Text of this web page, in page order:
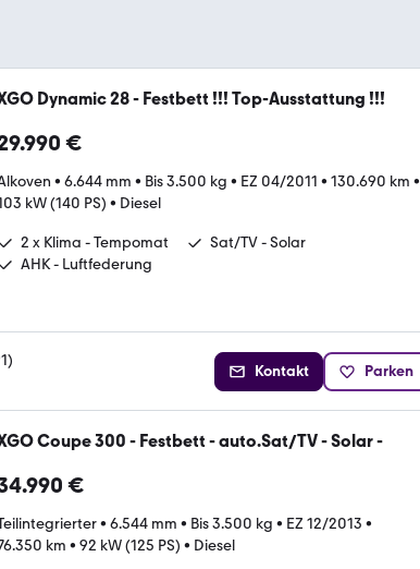
Dynamic 28 - Festbett !!! Top-Ausstattung !!!
€
• 6.644 mm • Bis 3.500 kg • EZ 04/2011 • 130.690 km •
kW (140 PS) • Diesel
2 x Klima - Tempomat
Sat/TV - Solar
AHK - Luftfederung
)
Kontakt Parken
Coupe 300 - Festbett - auto.Sat/TV - Solar -
€
• 6.544 mm • Bis 3.500 kg • EZ 12/2013 •
km • 92 kW (125 PS) • Diesel